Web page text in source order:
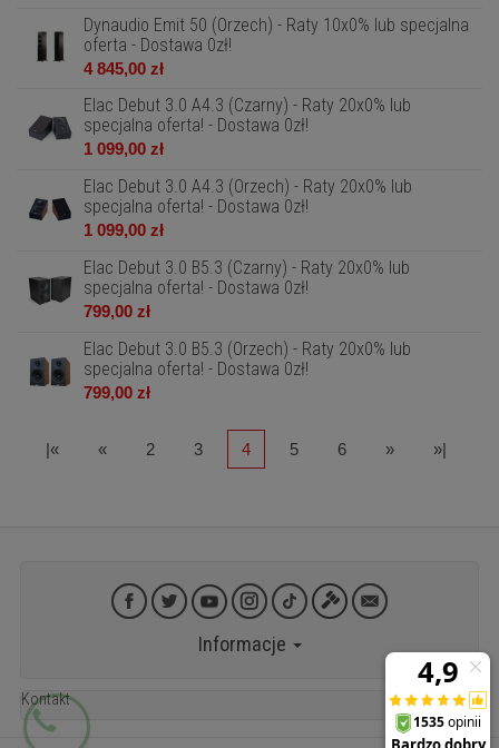
Dynaudio Emit 50 (Orzech) - Raty 10x0% lub specjalna
oferta - Dostawa 0zł!
4 845,00 zł
Elac Debut 3.0 A4.3 (Czarny) - Raty 20x0% lub
specjalna oferta! - Dostawa 0zł!
1 099,00 zł
Elac Debut 3.0 A4.3 (Orzech) - Raty 20x0% lub
specjalna oferta! - Dostawa 0zł!
1 099,00 zł
Elac Debut 3.0 B5.3 (Czarny) - Raty 20x0% lub
specjalna oferta! - Dostawa 0zł!
799,00 zł
Elac Debut 3.0 B5.3 (Orzech) - Raty 20x0% lub
specjalna oferta! - Dostawa 0zł!
799,00 zł
|« « 2 3 4 5 6 » »|
Informacje
Kontakt